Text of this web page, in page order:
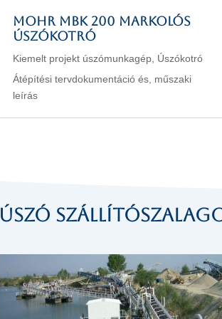
MOHR MBK 200 markolós
úszókotró
Kiemelt projekt úszómunkagép, Úszókotró
Átépítési tervdokumentáció és, műszaki
leírás
Úszó